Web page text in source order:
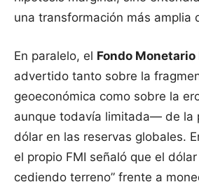
una transformación más amplia
En paralelo, el Fondo
advertido tanto sobre la
geoeconómica como sobre la
aunque todavía limitada— de la
dólar en las reservas globales.
el propio FMI señaló que el dólar
cediendo terreno” frente a